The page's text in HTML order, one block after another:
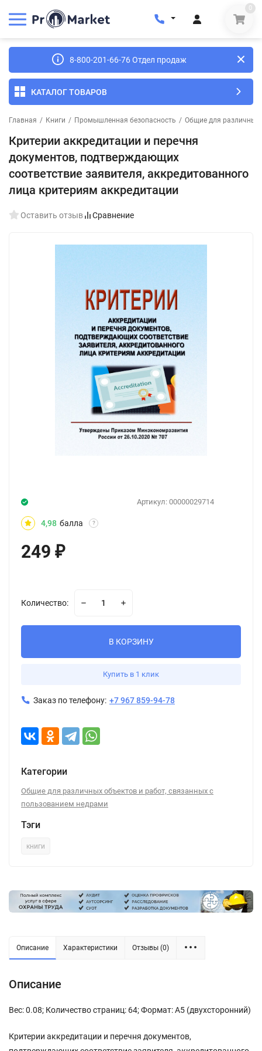
0
8-800-201-66-76 Отдел продаж
КАТАЛОГ ТОВАРОВ
Главная / Книги / Промышленная безопасность / Общие для различных
Критерии аккредитации и перечня
документов, подтверждающих
соответствие заявителя, аккредитованного
лица критериям аккредитации
Оставить отзыв Сравнение
Артикул: 00000029714
4,98 балла ?
249 ₽
Количество:
В КОРЗИНУ
Купить в 1 клик
Заказ по телефону: +7 967 859-94-78
Категории
Общие для различных объектов и работ, связанных с
пользованием недрами
Тэги
книги
Описание Характеристики Отзывы (0)
Описание
Вес: 0.08; Количество страниц: 64; Формат: А5 (двухсторонний)
Критерии аккредитации и перечня документов,